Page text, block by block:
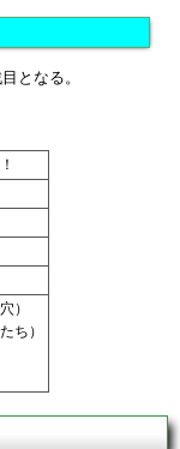
となる。
）
ち）